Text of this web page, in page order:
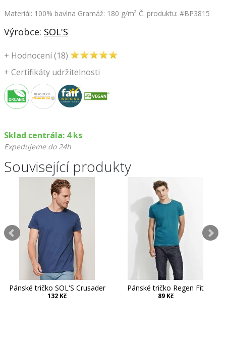
Sklad centrála: 4 ks
Expedujeme do 24h
+ Certifikáty udržitelnosti
Materiál: 100% bavlna Gramáž: 180 g/m² Č. produktu: #BP3815
Výrobce: SOL'S
+ Hodnocení (18)
Související produkty
Pánské tričko SOL'S Crusader
132 Kč
Pánské tričko Regen Fit
89 Kč